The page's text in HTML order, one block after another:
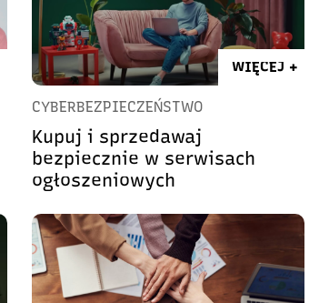
WIĘCEJ +
CYBERBEZPIECZEŃSTWO
Kupuj i sprzedawaj
bezpiecznie w serwisach
ogłoszeniowych